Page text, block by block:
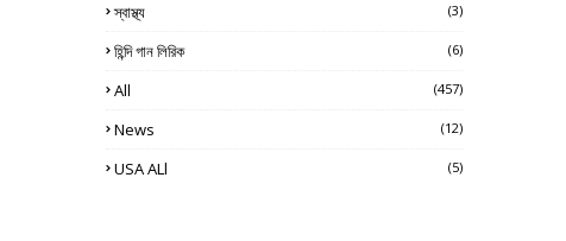
স্বাস্থ্য (3)
হিন্দি গান লিরিক (6)
All (457)
News (12)
USA ALl (5)